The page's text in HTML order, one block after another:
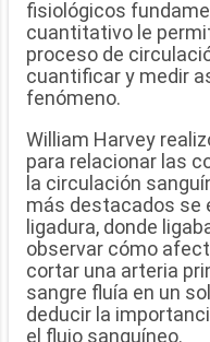
fisiológicos
cuantitativo le
proceso de
cuantificar y medir
fenómeno.
William Harvey
para relacionar las
la circulación
más destacados se
ligadura, donde
observar cómo
cortar una arteria
sangre fluía en un
deducir la
el flujo sanguíneo.